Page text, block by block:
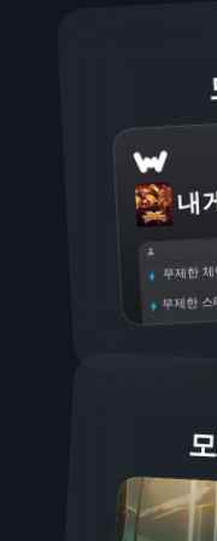
내
무제한 체
무제한